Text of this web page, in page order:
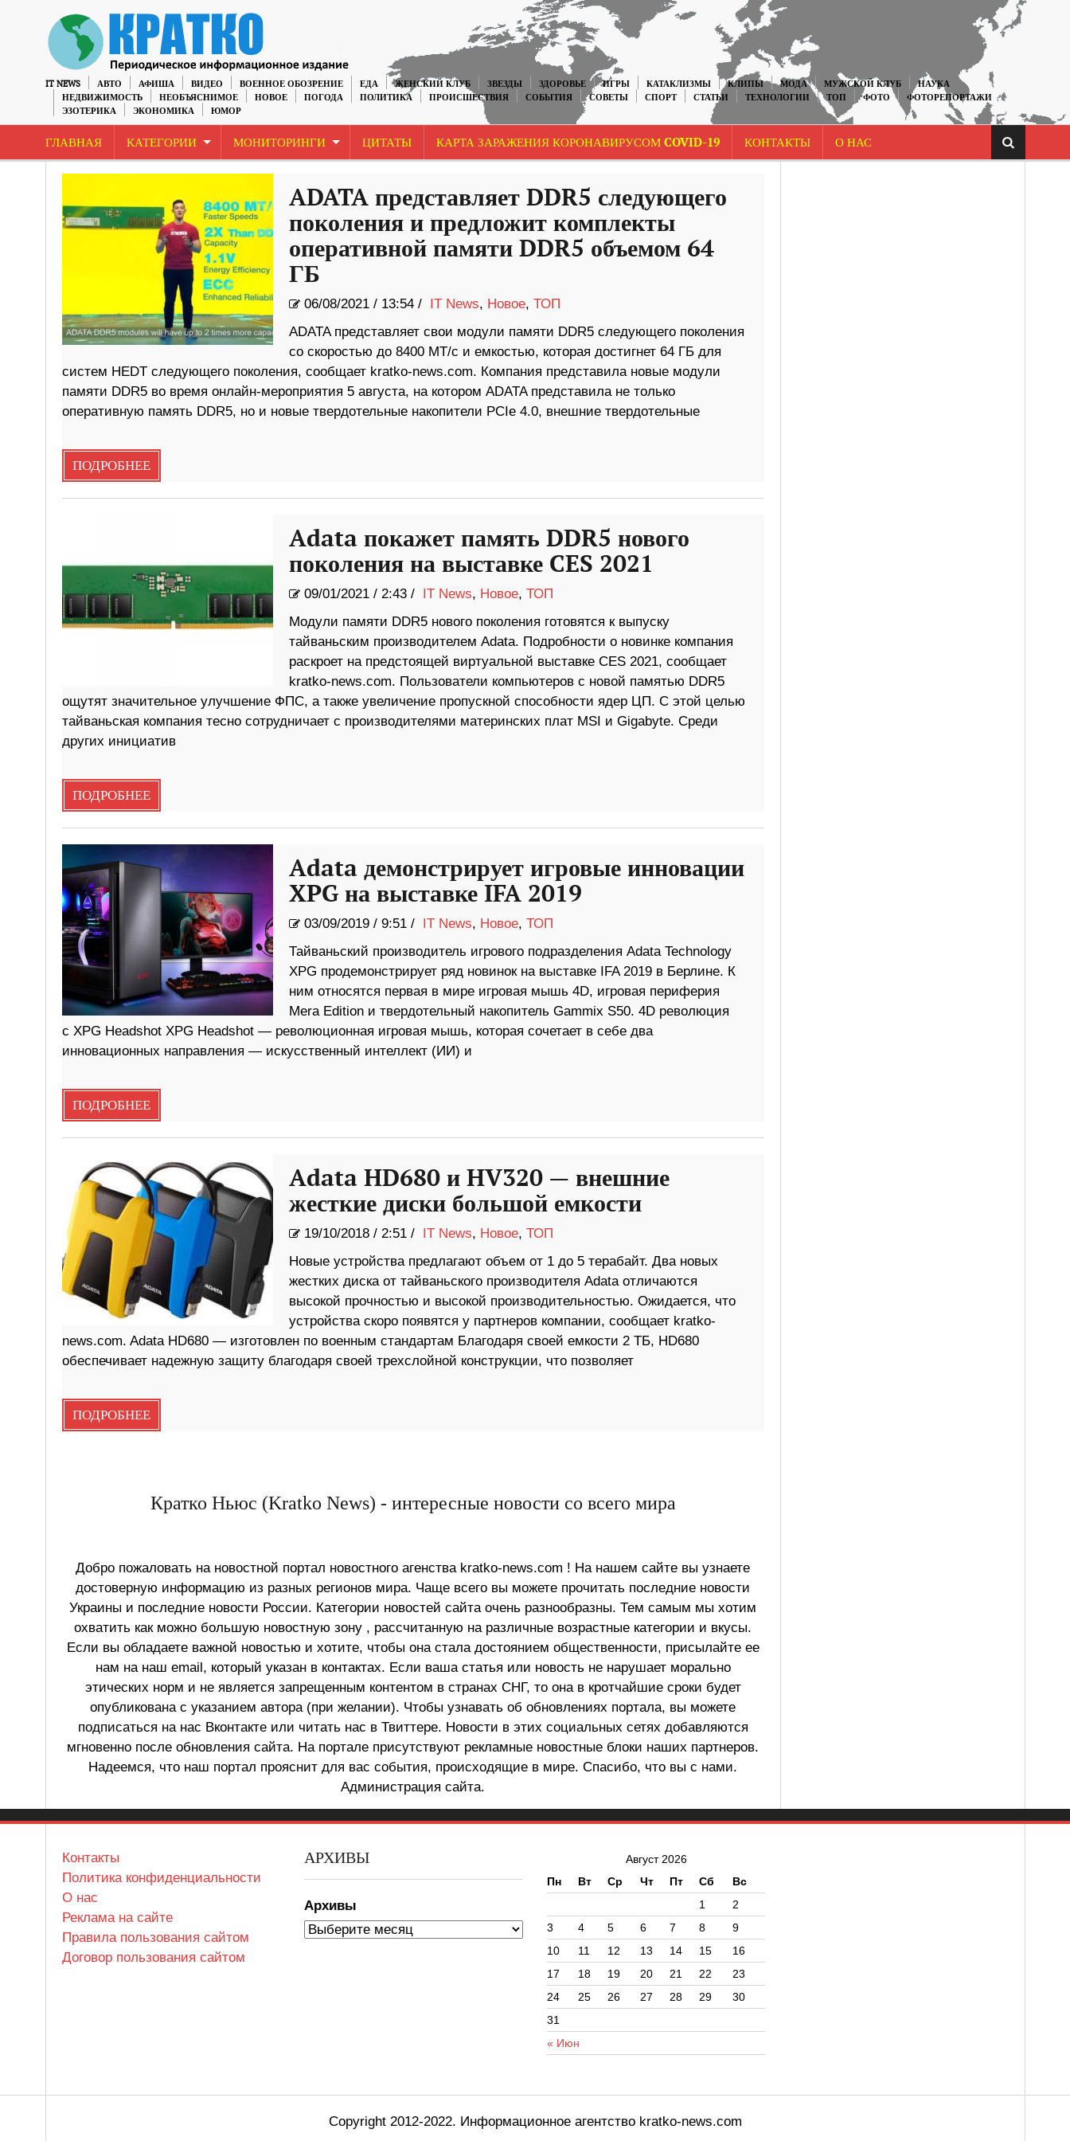
IT NEWS АВТО АФИША ВИДЕО ВОЕННОЕ ОБОЗРЕНИЕ ЕДА ЖЕНСКИЙ КЛУБ ЗВЕЗДЫ ЗДОРОВЬЕ ИГРЫ КАТАКЛИЗМЫ КЛИПЫ МОДА МУЖСКОЙ КЛУБ
НАУКА
НЕДВИЖИМОСТЬ
НЕОБЪЯСНИМОЕ НОВОЕ ПОГОДА ПОЛИТИКА ПРОИСШЕСТВИЯ СОБЫТИЯ СОВЕТЫ СПОРТ СТАТЬИ ТЕХНОЛОГИИ ТОП ФОТО
ФОТОРЕПОРТАЖИ
ЭЗОТЕРИКА
ЭКОНОМИКА ЮМОР
ГЛАВНАЯ КАТЕГОРИИ МОНИТОРИНГИ ЦИТАТЫ КАРТА ЗАРАЖЕНИЯ КОРОНАВИРУСОМ COVID-19 КОНТАКТЫ О НАС
ADATA представляет DDR5 следующего
поколения и предложит комплекты
оперативной памяти DDR5 объемом 64
ГБ
06/08/2021/ 13:54 / IT News, Новое, ТОП
ADATA представляет свои модули памяти DDR5 следующего поколения
со скоростью до 8400 МТ/с и емкостью, которая достигнет 64 ГБ для
систем HEDT следующего поколения, сообщает kratko-news.com. Компания представила новые модули
памяти DDR5 во время онлайн-мероприятия 5 августа, на котором ADATA представила не только
оперативную память DDR5, но и новые твердотельные накопители PCIe 4.0, внешние твердотельные
ПОДРОБНЕЕ
Adata покажет память DDR5 нового
поколения на выставке CES 2021
09/01/2021/ 2:43 / IT News, Новое, ТОП
Модули памяти DDR5 нового поколения готовятся к выпуску
тайваньским производителем Adata. Подробности о новинке компания
раскроет на предстоящей виртуальной выставке CES 2021, сообщает
kratko-news.com. Пользователи компьютеров с новой памятью DDR5
ощутят значительное улучшение ФПС, а также увеличение пропускной способности ядер ЦП. С этой целью
тайваньская компания тесно сотрудничает с производителями материнских плат MSI и Gigabyte. Среди
других инициатив
ПОДРОБНЕЕ
Adata демонстрирует игровые инновации
XPG на выставке IFA 2019
03/09/2019/ 9:51 / IT News, Новое, ТОП
Тайваньский производитель игрового подразделения Adata Technology
XPG продемонстрирует ряд новинок на выставке IFA 2019 в Берлине. К
ним относятся первая в мире игровая мышь 4D, игровая периферия
Mera Edition и твердотельный накопитель Gammix S50. 4D революция
с XPG Headshot XPG Headshot — революционная игровая мышь, которая сочетает в себе два
инновационных направления — искусственный интеллект (ИИ) и
ПОДРОБНЕЕ
Adata HD680 и HV320 — внешние
жесткие диски большой емкости
19/10/2018/ 2:51 / IT News, Новое, ТОП
Новые устройства предлагают объем от 1 до 5 терабайт. Два новых
жестких диска от тайваньского производителя Adata отличаются
высокой прочностью и высокой производительностью. Ожидается, что
устройства скоро появятся у партнеров компании, сообщает kratko-
news.com. Adata HD680 — изготовлен по военным стандартам Благодаря своей емкости 2 ТБ, HD680
обеспечивает надежную защиту благодаря своей трехслойной конструкции, что позволяет
ПОДРОБНЕЕ
Кратко Ньюс (Kratko News) - интересные новости со всего мира
Добро пожаловать на новостной портал новостного агенства kratko-news.com ! На нашем сайте вы узнаете
достоверную информацию из разных регионов мира. Чаще всего вы можете прочитать последние новости
Украины и последние новости России. Категории новостей сайта очень разнообразны. Тем самым мы хотим
охватить как можно большую новостную зону , рассчитанную на различные возрастные категории и вкусы.
Если вы обладаете важной новостью и хотите, чтобы она стала достоянием общественности, присылайте ее
нам на наш email, который указан в контактах. Если ваша статья или новость не нарушает морально
этических норм и не является запрещенным контентом в странах СНГ, то она в кротчайшие сроки будет
опубликована с указанием автора (при желании). Чтобы узнавать об обновлениях портала, вы можете
подписаться на нас Вконтакте или читать нас в Твиттере. Новости в этих социальных сетях добавляются
мгновенно после обновления сайта. На портале присутствуют рекламные новостные блоки наших партнеров.
Надеемся, что наш портал прояснит для вас события, происходящие в мире. Спасибо, что вы с нами.
Администрация сайта.
Контакты
Политика конфиденциальности
О нас
Реклама на сайте
Правила пользования сайтом
Договор пользования сайтом
АРХИВЫ
Архивы
Август 2026
Пн
Вт Ср Чт Пт Сб Вс
« Июн
1
2
3
4 5 6 7 8
9
10
11 12 13 14 15
16
17
18 19 20 21 22
23
24
25 26 27 28 29
30
31
Copyright 2012-2022. Информационное агентство kratko-news.com